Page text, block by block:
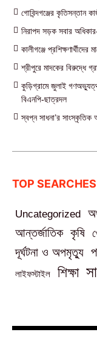
গোবিন্দগঞ্জের কৃতিসন্তান
নিরাপদ সড়ক সবার
কালীগঞ্জে
শ্রীপুরে মাদকের বিরুদ্ধে
কুড়িগ্রামে জুলাই
বিএনপি-ছাত্রদল
স্বপ্ন সাধনা’র সাংস্কৃতিক
TOP SEARCHES
Uncategorized
আন্তর্জাতিক কৃষি
দূর্ঘটনা ও অপমৃত্যু
লাইফস্টাইল শিক্ষা